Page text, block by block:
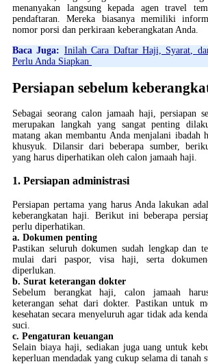
menanyakan langsung kepada agen travel
pendaftaran. Mereka biasanya memiliki
nomor porsi dan perkiraan keberangkatan Anda.
Baca Juga: Inilah Cara Daftar Haji, Syarat,
Perlu Anda Siapkan
Persiapan sebelum
Sebagai seorang calon jamaah haji, persiapan
merupakan langkah yang sangat penting
matang akan membantu Anda menjalani ibadah
khusyuk. Dilansir dari beberapa sumber,
yang harus diperhatikan oleh calon jamaah haji.
1. Persiapan administrasi
Persiapan pertama yang harus Anda lakukan
keberangkatan haji. Berikut ini beberapa
perlu diperhatikan.
a. Dokumen penting
Pastikan seluruh dokumen sudah lengkap dan
mulai dari paspor, visa haji, serta
diperlukan.
b. Surat keterangan dokter
Sebelum berangkat haji, calon jamaah
keterangan sehat dari dokter. Pastikan untuk
kesehatan secara menyeluruh agar tidak ada
suci.
c. Pengaturan keuangan
Selain biaya haji, sediakan juga uang untuk
keperluan mendadak yang cukup selama di tanah